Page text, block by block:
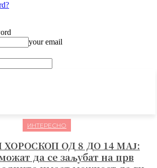
your email
ИНТЕРЕСНО
ОД 8 ДО 14 МАЈ:
да се заљубат на прв